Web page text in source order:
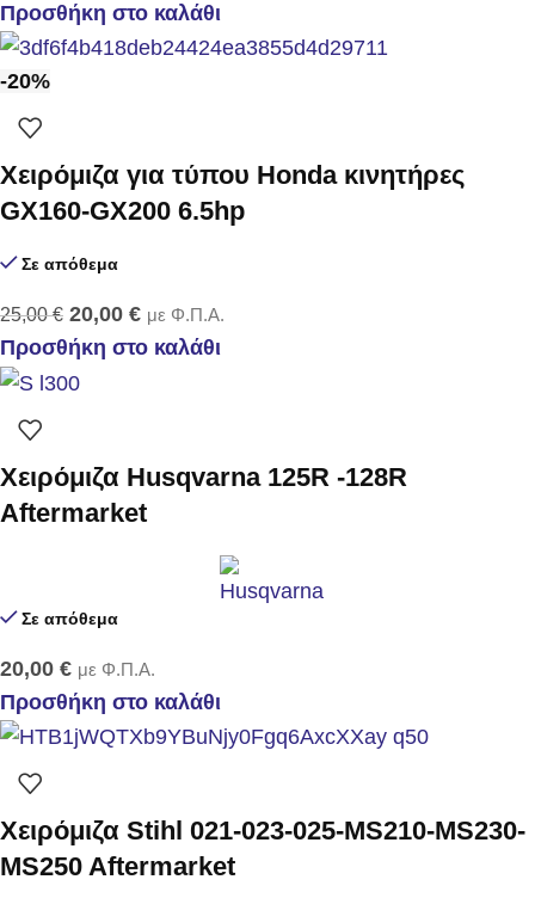
Προσθήκη στο καλάθι
-20%
Χειρόμιζα για τύπου Ηonda κινητήρες
GX160-GX200 6.5hp
Σε απόθεμα
25,00€ 20,00 € με Φ.Π.Α.
Προσθήκη στο καλάθι
Χειρόμιζα Husqvarna 125R -128R
Aftermarket
Σε απόθεμα
20,00 € με Φ.Π.Α.
Προσθήκη στο καλάθι
Χειρόμιζα Stihl 021-023-025-MS210-MS230-
MS250 Aftermarket